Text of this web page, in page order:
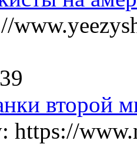
второй
https://